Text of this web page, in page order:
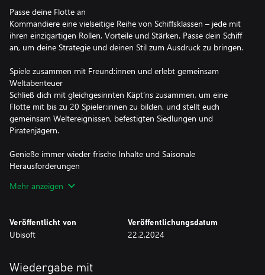
Passe deine Flotte an
Kommandiere eine vielseitige Reihe von Schiffsklassen – jede mit
ihren einzigartigen Rollen, Vorteile und Stärken. Passe dein Schiff
an, um deine Strategie und deinen Stil zum Ausdruck zu bringen.
Spiele zusammen mit Freund:innen und erlebt gemeinsam
Weltabenteuer
Schließ dich mit gleichgesinnten Käpt’ns zusammen, um eine
Flotte mit bis zu 20 Spieler:innen zu bilden, und stellt euch
gemeinsam Weltereignissen, befestigten Siedlungen und
Piratenjägern.
Genieße immer wieder frische Inhalte und Saisonale
Herausforderungen
die Welt stetig um neue Inhalte erweitert wird.
Reise durch den wunderbar realisierten Indischen Ozean mit
dynamischem Wetter, Feindlichen Fraktionen, lauernden
lohnenswerte Begegnungen.
Mehr anzeigen
Veröffentlicht von
Ubisoft
Veröffentlichungsdatum
22.2.2024
Wiedergabe mit